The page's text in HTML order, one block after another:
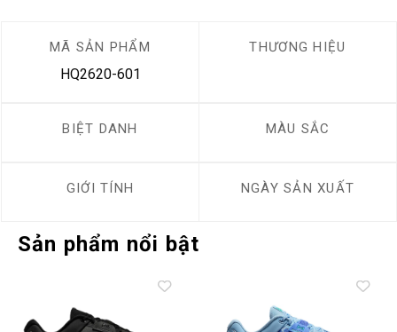
MÃ SẢN PHẨM
HQ2620-601
THƯƠNG HIỆU
BIỆT DANH MÀU SẮC
GIỚI TÍNH NGÀY SẢN XUẤT
Sản phẩm nổi bật